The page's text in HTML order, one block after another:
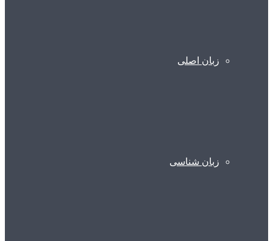
زبان اصلی
زبان شناسی